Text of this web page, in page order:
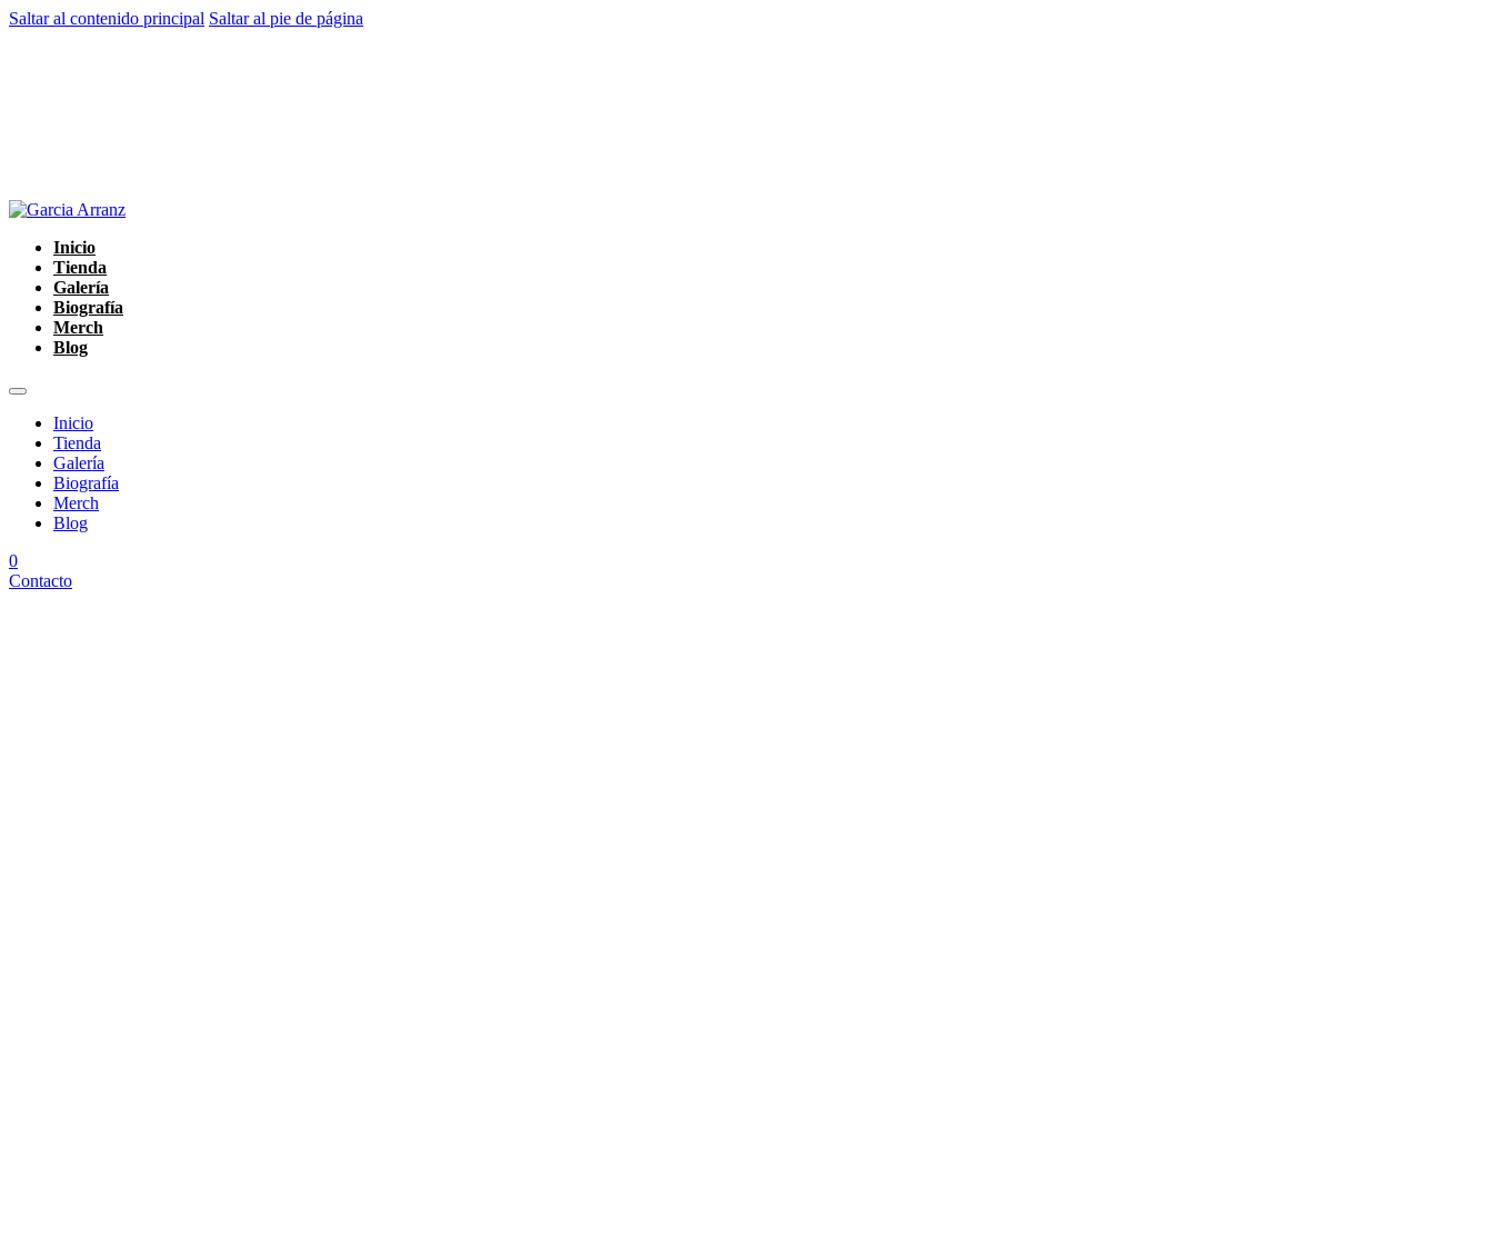
Saltar al contenido principal Saltar al pie de página
Inicio
Tienda
Galería
Biografía
Merch
Blog
Inicio
Tienda
Galería
Biografía
Merch
Blog
0
Contacto